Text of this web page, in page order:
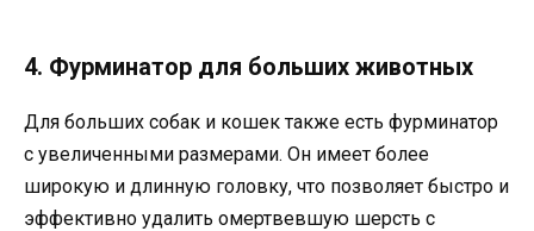
4. Фурминатор для больших животных
Для больших собак и кошек также есть фурминатор
с увеличенными размерами. Он имеет более
широкую и длинную головку, что позволяет быстро и
эффективно удалить омертвевшую шерсть с